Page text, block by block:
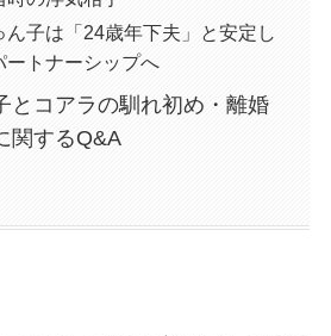
ん子は「24歳年下夫」と安定し
ートナーシップへ
とコアラの馴れ初め・離婚
関するQ&A